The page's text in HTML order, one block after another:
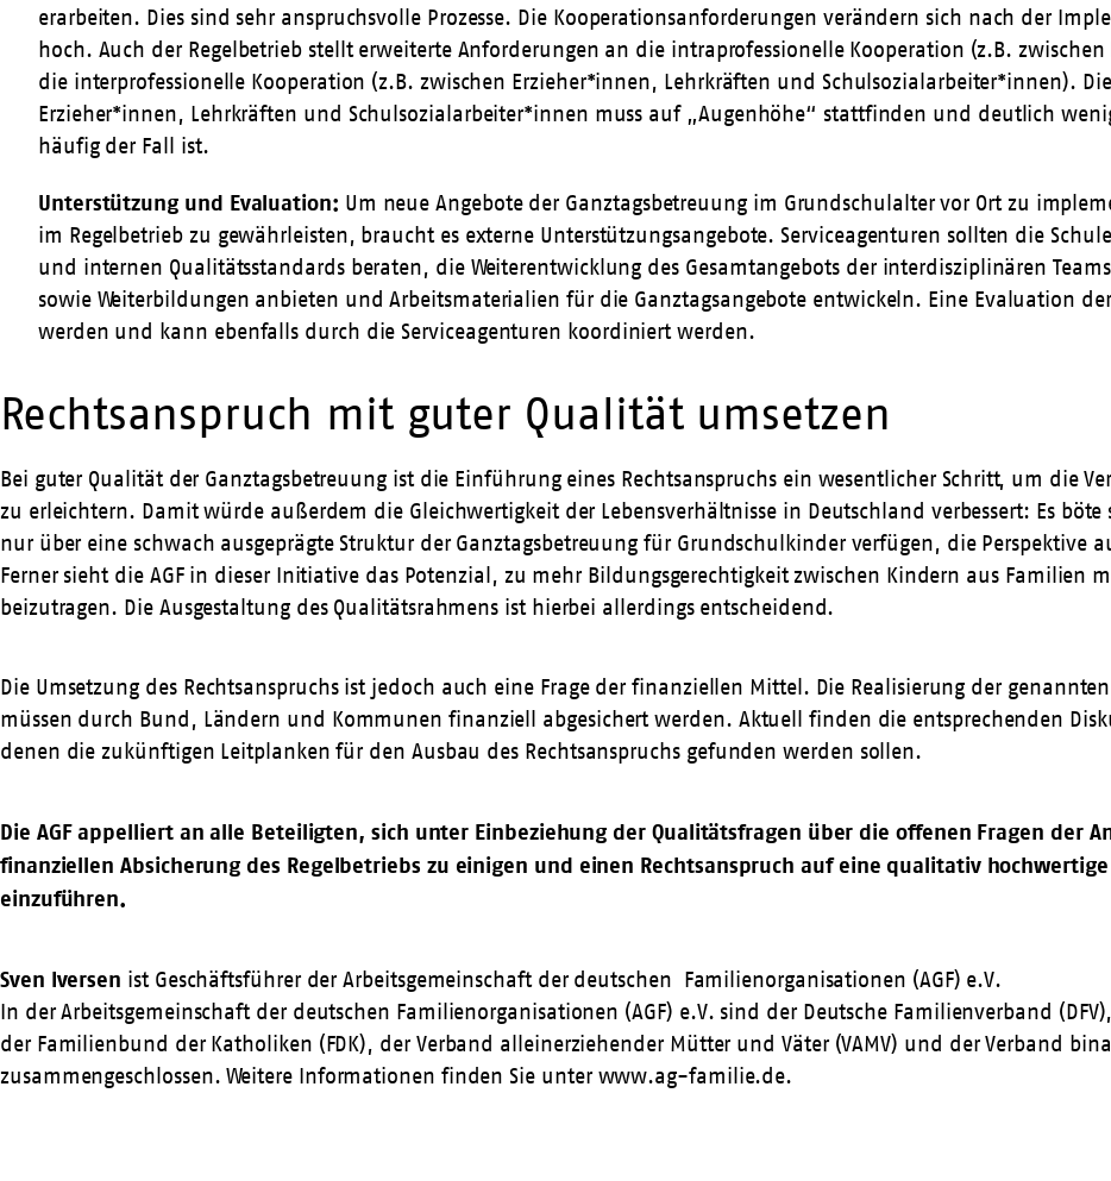
erarbeiten. Dies sind sehr anspruchsvolle Prozesse. Die Kooperationsanforderungen verändern sich nach der
hoch. Auch der Regelbetrieb stellt erweiterte Anforderungen an die intraprofessionelle Kooperation (z.B.
die interprofessionelle Kooperation (z.B. zwischen Erzieher*innen, Lehrkräften und Schulsozialarbeiter*innen).
Erzieher*innen, Lehrkräften und Schulsozialarbeiter*innen muss auf „Augenhöhe“ stattfinden und deutlich
häufig der Fall ist.
Unterstützung und Evaluation: Um neue Angebote der Ganztagsbetreuung im Grundschulalter vor Ort zu
im Regelbetrieb zu gewährleisten, braucht es externe Unterstützungsangebote. Serviceagenturen sollten die
und internen Qualitätsstandards beraten, die Weiterentwicklung des Gesamtangebots der interdisziplinären
sowie Weiterbildungen anbieten und Arbeitsmaterialien für die Ganztagsangebote entwickeln. Eine Evaluation
werden und kann ebenfalls durch die Serviceagenturen koordiniert werden.
Rechtsanspruch mit guter Qualität umsetzen
Bei guter Qualität der Ganztagsbetreuung ist die Einführung eines Rechtsanspruchs ein wesentlicher Schritt, um die
zu erleichtern. Damit würde außerdem die Gleichwertigkeit der Lebensverhältnisse in Deutschland verbessert: Es
nur über eine schwach ausgeprägte Struktur der Ganztagsbetreuung für Grundschulkinder verfügen, die Perspektive
Ferner sieht die AGF in dieser Initiative das Potenzial, zu mehr Bildungsgerechtigkeit zwischen Kindern aus Familien
beizutragen. Die Ausgestaltung des Qualitätsrahmens ist hierbei allerdings entscheidend.
Die Umsetzung des Rechtsanspruchs ist jedoch auch eine Frage der finanziellen Mittel. Die Realisierung der
müssen durch Bund, Ländern und Kommunen finanziell abgesichert werden. Aktuell finden die entsprechenden
denen die zukünftigen Leitplanken für den Ausbau des Rechtsanspruchs gefunden werden sollen.
Die AGF appelliert an alle Beteiligten, sich unter Einbeziehung der Qualitätsfragen über die offenen Fragen der
finanziellen Absicherung des Regelbetriebs zu einigen und einen Rechtsanspruch auf eine qualitativ
einzuführen.
Sven Iversen ist Geschäftsführer der Arbeitsgemeinschaft der deutschen Familienorganisationen (AGF) e.V.
In der Arbeitsgemeinschaft der deutschen Familienorganisationen (AGF) e.V. sind der Deutsche Familienverband
der Familienbund der Katholiken (FDK), der Verband alleinerziehender Mütter und Väter (VAMV) und der Verband
zusammengeschlossen. Weitere Informationen finden Sie unter www.ag-familie.de.